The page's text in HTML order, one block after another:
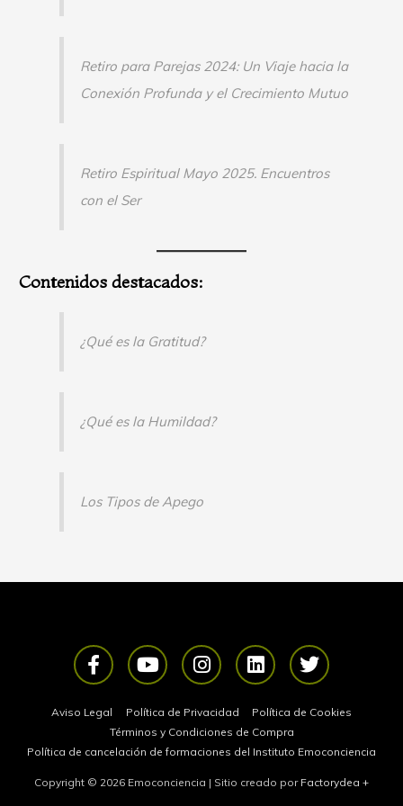
Retiro para Parejas 2024: Un Viaje hacia la
Conexión Profunda y el Crecimiento Mutuo
Retiro Espiritual Mayo 2025. Encuentros
con el Ser
Contenidos destacados:
¿Qué es la Gratitud?
¿Qué es la Humildad?
Los Tipos de Apego
F
a
e
o
o
k
Y
o
t
u
b
I
n
t
a
g
a
L
i
k
e
d
n
T
w
t
e
Aviso Legal Política de Privacidad
Política de Cookies
Términos y Condiciones de Compra
Política de cancelación de formaciones del Instituto Emoconciencia
Copyright © 2026 Emoconciencia | Sitio creado por Factorydea +